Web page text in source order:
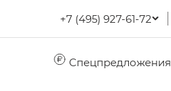
+7 (495) 927-61-72
Спецпредложения